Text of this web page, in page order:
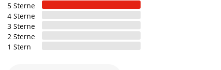
1 Stern
2 Sterne
3 Sterne
4 Sterne
5 Sterne